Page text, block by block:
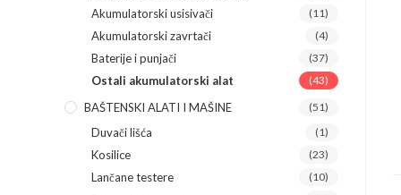
Akumulatorski usisivači (11)
Akumulatorski zavrtači (4)
Baterije i punjači (37)
Ostali akumulatorski alat (43)
BAŠTENSKI ALATI I MAŠINE (51)
Duvači lišća (1)
Kosilice (23)
Lančane testere (10)